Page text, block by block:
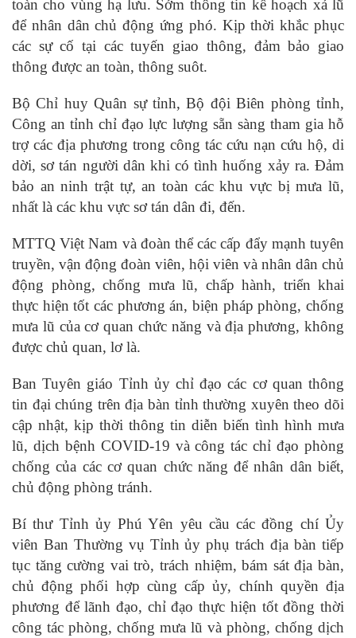
toàn cho vùng hạ lưu. Sớm thông tin kế hoạch xả lũ
để nhân dân chủ động ứng phó. Kịp thời khắc phục
các sự cố tại các tuyến giao thông, đảm bảo giao
thông được an toàn, thông suôt.
Bộ Chỉ huy Quân sự tỉnh, Bộ đội Biên phòng tỉnh,
Công an tỉnh chỉ đạo lực lượng sẵn sàng tham gia hỗ
trợ các địa phương trong công tác cứu nạn cứu hộ, di
dời, sơ tán người dân khi có tình huống xảy ra. Đảm
bảo an ninh trật tự, an toàn các khu vực bị mưa lũ,
nhất là các khu vực sơ tán dân đi, đến.
MTTQ Việt Nam và đoàn thể các cấp đẩy mạnh tuyên
truyền, vận động đoàn viên, hội viên và nhân dân chủ
động phòng, chống mưa lũ, chấp hành, triển khai
thực hiện tốt các phương án, biện pháp phòng, chống
mưa lũ của cơ quan chức năng và địa phương, không
được chủ quan, lơ là.
Ban Tuyên giáo Tỉnh ủy chỉ đạo các cơ quan thông
tin đại chúng trên địa bàn tỉnh thường xuyên theo dõi
cập nhật, kịp thời thông tin diễn biến tình hình mưa
lũ, dịch bệnh COVID-19 và công tác chỉ đạo phòng
chống của các cơ quan chức năng để nhân dân biết,
chủ động phòng tránh.
Bí thư Tỉnh ủy Phú Yên yêu cầu các đồng chí Ủy
viên Ban Thường vụ Tỉnh ủy phụ trách địa bàn tiếp
tục tăng cường vai trò, trách nhiệm, bám sát địa bàn,
chủ động phối hợp cùng cấp ủy, chính quyền địa
phương để lãnh đạo, chỉ đạo thực hiện tốt đồng thời
công tác phòng, chống mưa lũ và phòng, chống dịch